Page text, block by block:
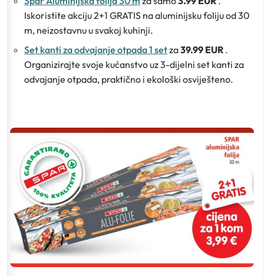
Iskoristite akciju 2+1 GRATIS na aluminijsku foliju od 30
m, neizostavnu u svakoj kuhinji.
Set kanti za odvajanje otpada 1 setza39.99 EUR .
Organizirajte svoje kućanstvo uz 3-dijelni set kanti za
odvajanje otpada, praktično i ekološki osviješteno.